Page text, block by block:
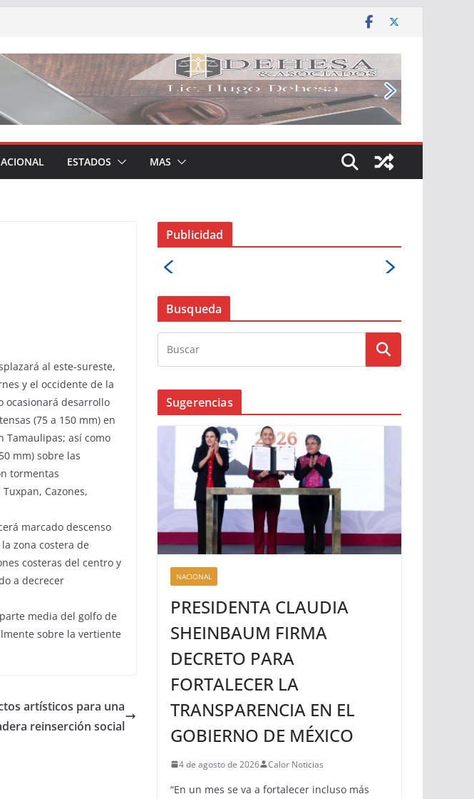
ESTADOS MAS
al este-sureste,
y el occidente de la
ocasionará desarrollo
(75 a 150 mm) en
Tamaulipas; así como
mm) sobre las
tormentas
Cazones,
marcado descenso
zona costera de
costeras del centro y
a decrecer
media del golfo de
sobre la vertiente
artísticos para una
reinserción social
Publicidad
Busqueda
Sugerencias
NACIONAL
PRESIDENTA CLAUDIA
SHEINBAUM FIRMA
DECRETO PARA
FORTALECER LA
TRANSPARENCIA EN EL
GOBIERNO DE MÉXICO
4 de agosto de 2026 Calor Noticias
“En un mes se va a fortalecer incluso más